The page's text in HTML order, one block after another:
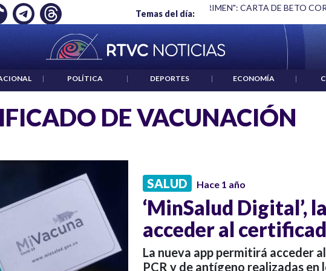
Temas del día:
JP MORGAN "HABLAR NO ES UN CRIMEN": CARTA DE BETO
| POLÍTICA | DEPORTES | ECONOMÍA |
DE VACUNACIÓN
SALUD Hace 1 año
‘MinSalud Digital’,
acceder al
La nueva app permitirá acceder
PCR y de antígeno realizadas en